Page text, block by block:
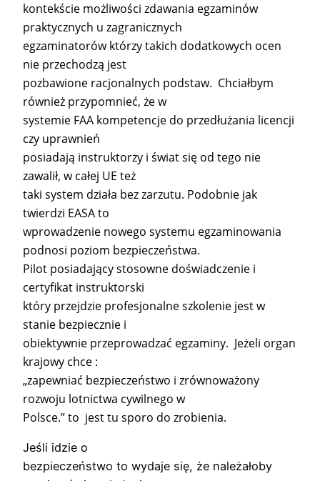
kontekście możliwości zdawania egzaminów
praktycznych u zagranicznych
egzaminatorów którzy takich dodatkowych ocen
nie przechodzą jest
pozbawione racjonalnych podstaw. Chciałbym
również przypomnieć, że w
systemie FAA kompetencje do przedłużania licencji
czy uprawnień
posiadają instruktorzy i świat się od tego nie
zawalił, w całej UE też
taki system działa bez zarzutu. Podobnie jak
twierdzi EASA to
wprowadzenie nowego systemu egzaminowania
podnosi poziom bezpieczeństwa.
Pilot posiadający stosowne doświadczenie i
certyfikat instruktorski
który przejdzie profesjonalne szkolenie jest w
stanie bezpiecznie i
obiektywnie przeprowadzać egzaminy. Jeżeli organ
krajowy chce :
„zapewniać bezpieczeństwo i zrównoważony
rozwoju lotnictwa cywilnego w
Polsce.” to jest tu sporo do zrobienia.
Jeśli idzie o
bezpieczeństwo to wydaje się, że należałoby